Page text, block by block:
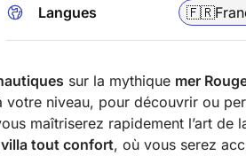
Langues 🇫🇷
sur la mythique mer
votre niveau, pour découvrir ou
maîtriserez rapidement l’art de
villa tout confort, où vous serez